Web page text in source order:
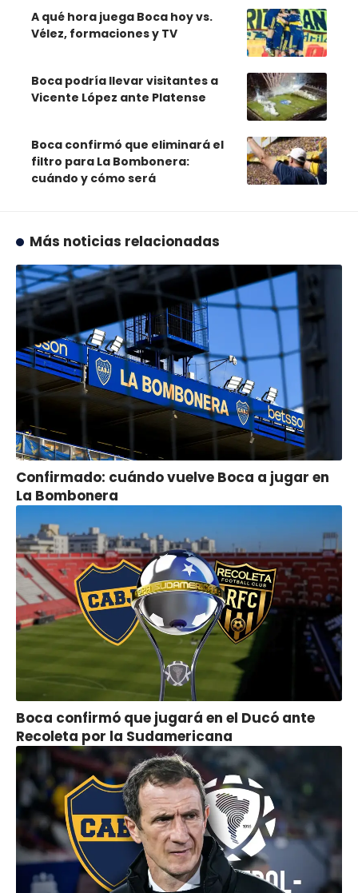
A qué hora juega Boca hoy vs.
Vélez, formaciones y TV
Boca podría llevar visitantes a
Vicente López ante Platense
Boca confirmó que eliminará el
filtro para La Bombonera:
cuándo y cómo será
Más noticias relacionadas
Confirmado: cuándo vuelve Boca a jugar en
La Bombonera
Boca confirmó que jugará en el Ducó ante
Recoleta por la Sudamericana